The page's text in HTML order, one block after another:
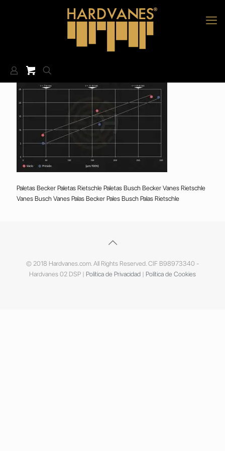
Paletas Becker Paletas Rietschle Paletas Busch Becker Vanes Rietschle
Vanes Busch Vanes Palas Becker Pales Busch Palas Rietschle
© 2018 Hardvanes.com. All Rights Reserved. CIF B98973340 -
Hardvanes 02 DSP | Política de Privacidad | Política de Cookies